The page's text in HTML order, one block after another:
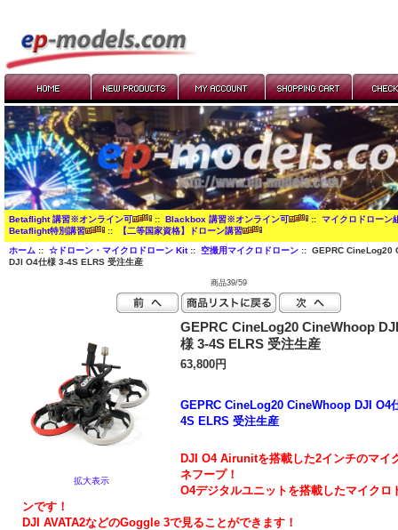
Betaflight 講習※オンライン可 :: Blackbox 講習※オンライン可 :: マイクロドローン
Betaflight特別講習
:: 【二等国家資格】ドローン講習
ホーム:: ☆ドローン・マイクロドローン Kit:: 空撮用マイクロドローン:: GEPRC CineLog20
DJI O4仕様 3-4S ELRS 受注生産
商品39/59
拡大表示
GEPRC CineLog20 CineWhoop
様 3-4S ELRS 受注生産
63,800円
GEPRC CineLog20 CineWhoop DJI O4
4S ELRS 受注生産
DJI O4 Airunitを搭載した2インチのマイ
ネフープ！
O4デジタルユニットを搭載したマイクロ
ンです！
DJI AVATA2などのGoggle 3で見ることができます！